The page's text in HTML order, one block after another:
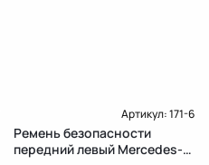
Артикул:171-6
Ремень безопасности
передний левый Mercedes-